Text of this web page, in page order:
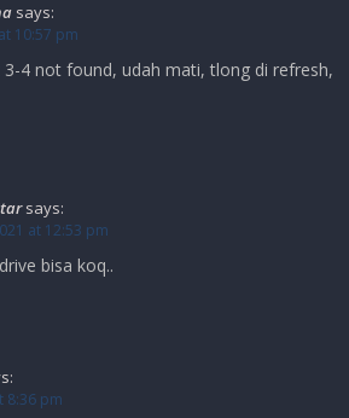
says:
10:57 pm
4 not found, udah mati, tlong di refresh,
says:
at 12:53 pm
bisa koq..
8:36 pm